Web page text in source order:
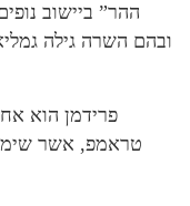
ההר” ביישוב
ובהם השרה גילה
פרידמן הוא
טראמפ, אשר